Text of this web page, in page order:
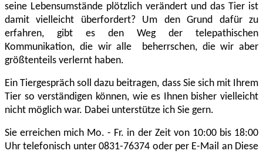
seine Lebensumstände plötzlich verändert und das Tier ist
damit vielleicht überfordert? Um den Grund dafür zu
erfahren, gibt es den Weg der telepathischen
Kommunikation, die wir alle beherrschen, die wir aber
größtenteils verlernt haben.
Ein Tiergespräch soll dazu beitragen, dass Sie sich mit Ihrem
Tier so verständigen können, wie es Ihnen bisher vielleicht
nicht möglich war. Dabei unterstütze ich Sie gern.
Sie erreichen mich Mo. - Fr. in der Zeit von 10:00 bis 18:00
Uhr telefonisch unter 0831-76374 oder per E-Mail an Diese